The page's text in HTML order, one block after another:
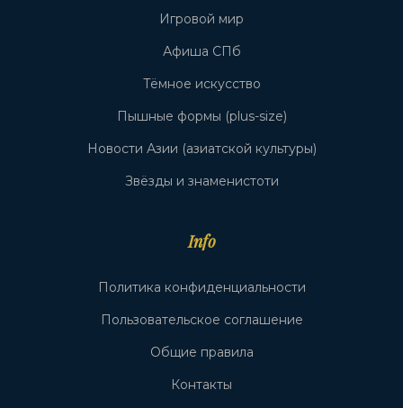
Игровой мир
Афиша СПб
Тёмное искусство
Пышные формы (plus-size)
Новости Азии (азиатской культуры)
Звёзды и знаменистоти
Info
Политика конфиденциальности
Пользовательское соглашение
Общие правила
Контакты